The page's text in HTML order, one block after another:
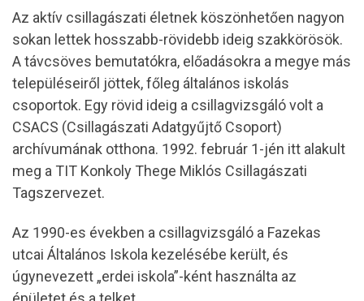
Az aktív csillagászati életnek köszönhetően nagyon
sokan lettek hosszabb-rövidebb ideig szakkörösök.
A távcsöves bemutatókra, előadásokra a megye más
településeiről jöttek, főleg általános iskolás
csoportok. Egy rövid ideig a csillagvizsgáló volt a
CSACS (Csillagászati Adatgyűjtő Csoport)
archívumának otthona. 1992. február 1-jén itt alakult
meg a TIT Konkoly Thege Miklós Csillagászati
Tagszervezet.
Az 1990-es években a csillagvizsgáló a Fazekas
utcai Általános Iskola kezelésébe került, és
úgynevezett „erdei iskola”-ként használta az